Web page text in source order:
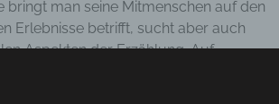
man seine Mitmenschen auf den
Erlebnisse betrifft, sucht aber auch
Aspekten der Erzählung. Auf
Identitäten von
bis hin zu nationalen Epen der